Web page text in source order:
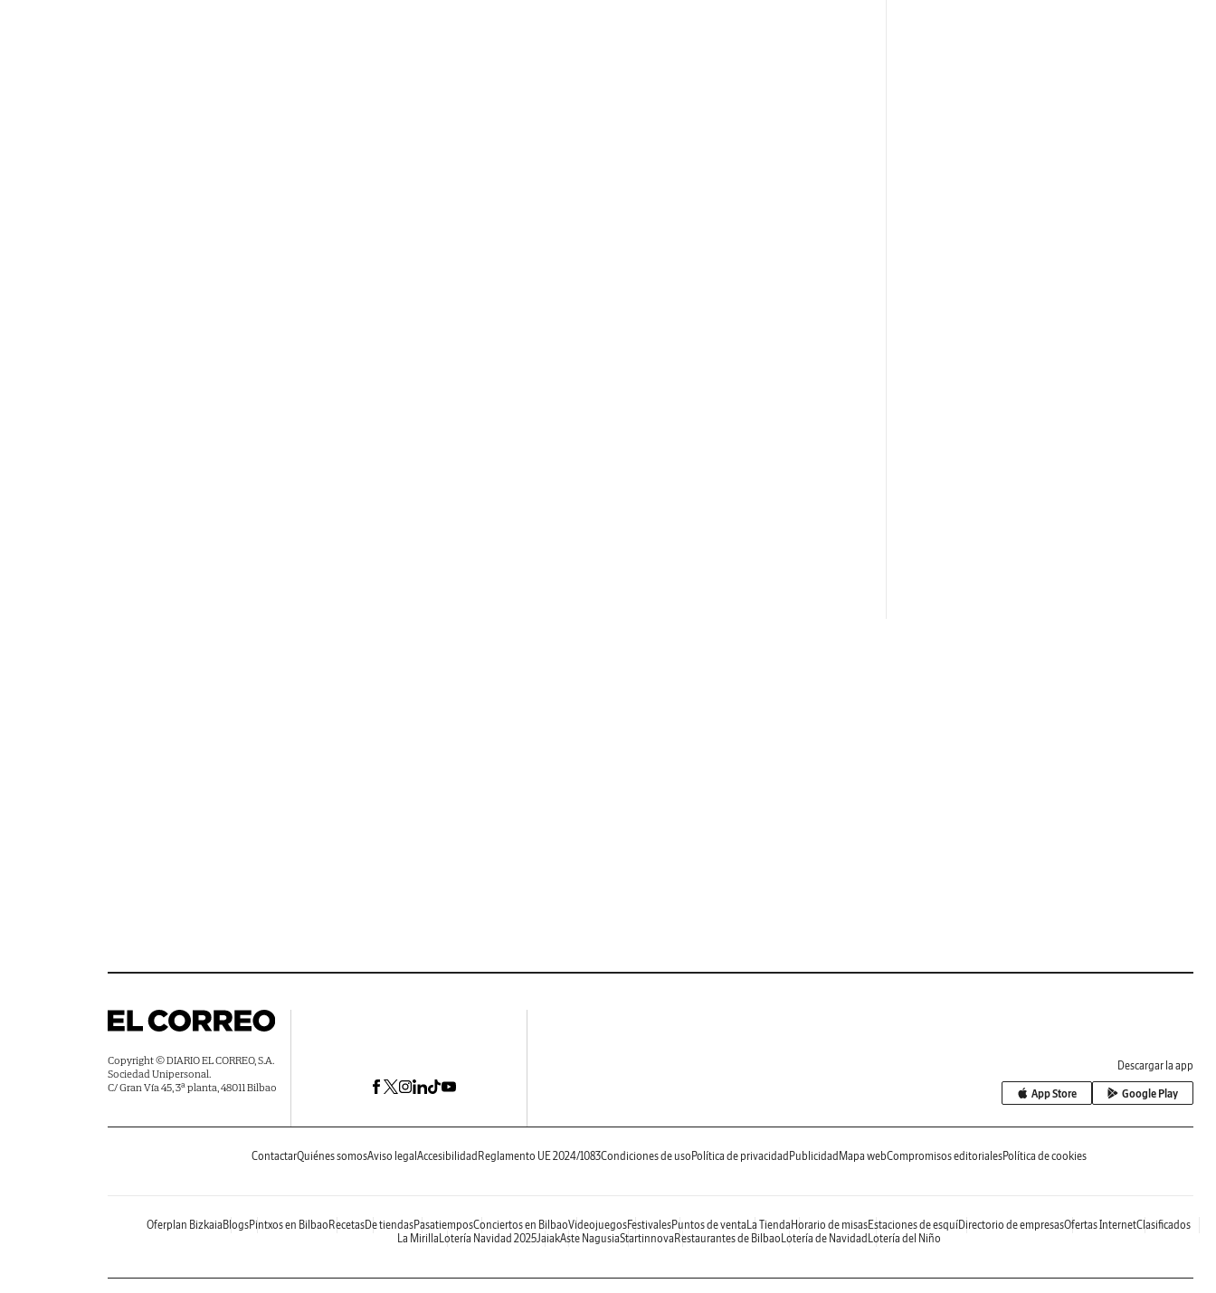
Copyright © DIARIO EL CORREO, S.A.
Sociedad Unipersonal.
C/ Gran Vía 45, 3ª planta, 48011 Bilbao
Descargar la app
App Store Google Play
ContactarQuiénes somosAviso legal Accesibilidad Reglamento UE 2024/1083Condiciones de uso Política de privacidad Publicidad Mapa webCompromisos editorialesPolítica de cookies
Oferplan Bizkaia BlogsPintxos en Bilbao RecetasDe tiendasPasatiemposConciertos en BilbaoVideojuegosFestivalesPuntos de venta La Tienda Horario de misasEstaciones de esquíDirectorio de empresasOfertas InternetClasificados
La Mirilla Lotería Navidad 2025JaiakAste NagusiaStartinnova Restaurantes de Bilbao Lotería de Navidad Lotería del Niño